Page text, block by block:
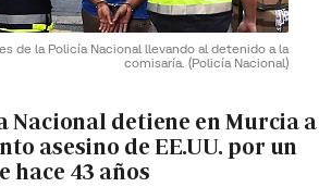
de la Policía Nacional llevando al detenido a la
comisaría. (Policía Nacional)
Nacional detiene en Murcia a
asesino de EE.UU. por un
hace 43 años